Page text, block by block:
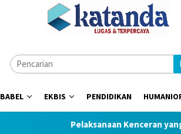
BABEL EKBIS PENDIDIKAN
Pelaksanaan Kenceran yang Selalu